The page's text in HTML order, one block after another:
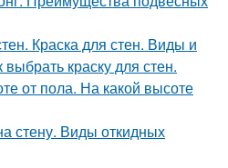
Краска для стен. Виды и
краску для стен.
от пола. На какой высоте
стену. Виды откидных